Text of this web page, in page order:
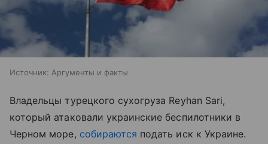
Источник: Аргументы и факты
Владельцы турецкого сухогруза Reyhan Sari,
который атаковали украинские беспилотники в
Черном море, собираются подать иск к Украине.